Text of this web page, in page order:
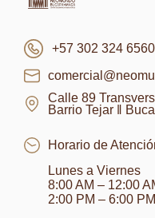
+57 302 324
Calle 89
Barrio Tejar ‖
Horario de
Lunes a Viernes
8:00 AM – 12:00
2:00 PM – 6:00 PM